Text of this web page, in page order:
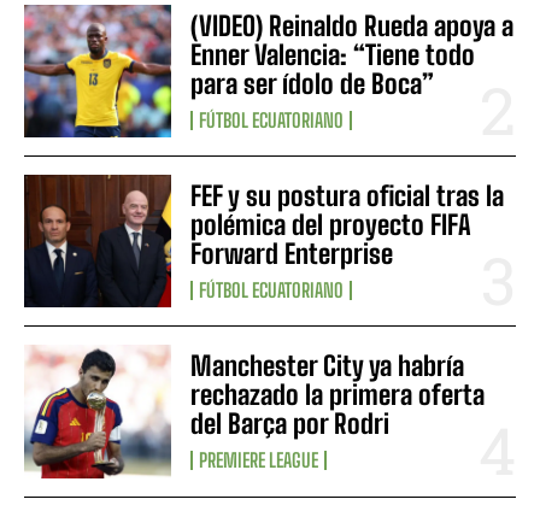
(VIDEO) Reinaldo Rueda apoya a
Enner Valencia: “Tiene todo
para ser ídolo de Boca”
FÚTBOL ECUATORIANO
FEF y su postura oficial tras la
polémica del proyecto FIFA
Forward Enterprise
FÚTBOL ECUATORIANO
Manchester City ya habría
rechazado la primera oferta
del Barça por Rodri
PREMIERE LEAGUE